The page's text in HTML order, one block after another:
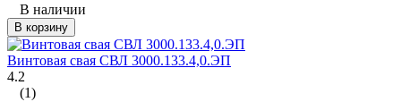
В наличии
В корзину
Винтовая свая СВЛ 3000.133.4,0.ЭП
4.2
(1)